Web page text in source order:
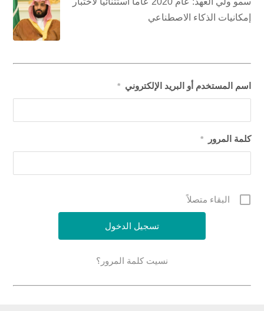
إمكانيات الذكاء الاصطناعي
اسم المستخدم أو البريد الإلكتروني *
كلمة المرور *
البقاء متصلاً
نسيت كلمة المرور؟